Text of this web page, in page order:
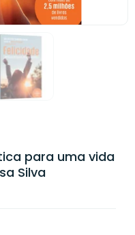
para uma vida
Silva